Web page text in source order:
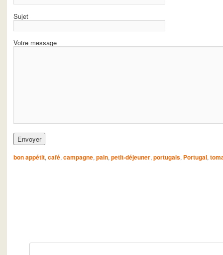
Sujet
Votre message
bon appétit,café,campagne,pain,petit-déjeuner,portugais, Portugal,